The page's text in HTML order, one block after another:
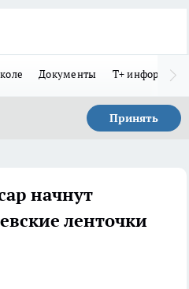
Документы Т+
Принять
начнут
ленточки